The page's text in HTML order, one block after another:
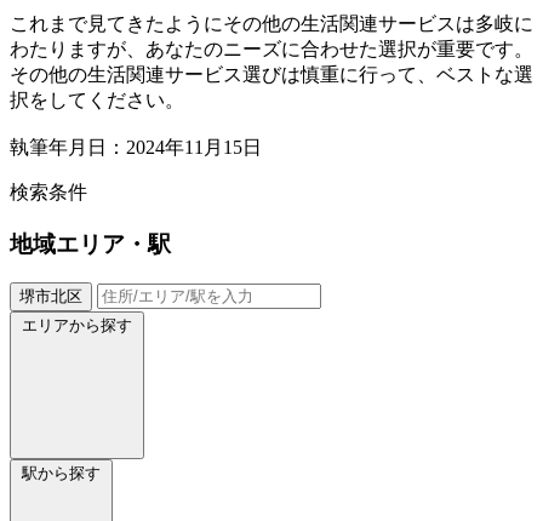
これまで見てきたようにその他の生活関連サービスは多岐に
わたりますが、あなたのニーズに合わせた選択が重要です。
その他の生活関連サービス選びは慎重に行って、ベストな選
択をしてください。
執筆年月日：2024年11月15日
検索条件
地域エリア・駅
堺市北区
エリアから探す
駅から探す